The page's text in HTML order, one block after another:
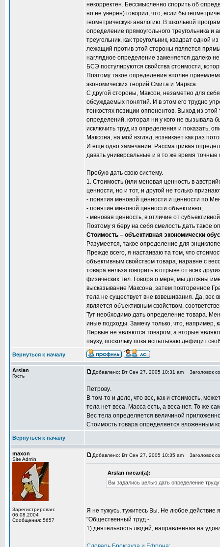
некорректен. Бессмысленно спорить об
но не уверен) говорил, что, если бы
геометрическую аналогию. В школьной
определение прямоугольного треугольника
треугольник, как треугольник, квадрат одной
лежащий против этой стороны является
наглядное определение заменяется далеко
БСЭ постулируются свойства стоимости,
Поэтому такое определение вполне
экономических теорий Смита и Маркса.
С другой стороны, Максон, незаметно для
обсуждаемых понятий. И в этом его трудно
тонкостях позиции оппонентов. Выход из
определений, которая ни у кого не вызывала
исключить труд из определения и показать,
Максона, на мой взгляд, возникает как раз
И еще одно замечание. Рассматривая
давать универсальные и в то же время
Пробую дать свою систему.
1. Стоимость (или меновая ценность в
ценности, но и тот, и другой не только
- понятия меновой ценности и ценности по
- понятие меновой ценности объективно;
- меновая ценность, в отличие от
Поэтому я беру на себя смелость дать такое
Стоимость – объективная экономически
Разумеется, такое определение для
Прежде всего, я настаиваю та том, что
объективным свойством товара, наравне с
товара нельзя говорить в отрыве от всех
физических тел. Говоря о мере, мы должны
высказывание Максона, затем повторенное
тела не существует вне взвешивания. Да, вес
является объективным свойством,
Тут необходимо дать определение товара.
иные подходы. Замечу только, что, например,
Первые не являются товаром, а вторые
паузу, поскольку пока испытываю дефицит
Вернуться к началу
Arslan
Гость
Добавлено: Вт Сен 27, 2005 10:31 am Заголовок
Петрову.
В том-то и дело, что вес, как и стоимость,
тела нет веса. Масса есть, а веса нет. То же
Вес тела определяется величиной
Стоимость товара определяется вложенным
Вернуться к началу
maxon
Site Admin
Зарегистрирован:
06.08.2004
Сообщения: 5657
Добавлено: Вт Сен 27, 2005 10:35 am Заголовок
Arslan писал(а):
Вы задались целью дать определение
Я не тужусь, тужитесь Вы. Не любое действие
"Общественный труд -
1) деятельность людей, направленная на